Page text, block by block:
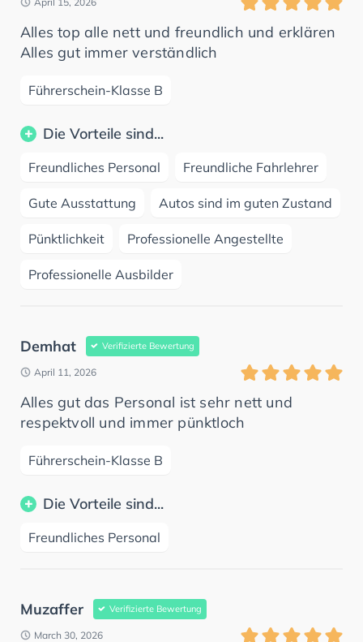
Alles top alle nett und freundlich und erklären
Alles gut immer verständlich
Führerschein-Klasse B
Die Vorteile sind...
Freundliches Personal Freundliche Fahrlehrer
Gute Ausstattung Autos sind im guten Zustand
Pünktlichkeit Professionelle Angestellte
Professionelle Ausbilder
Demhat Verifizierte Bewertung
April 11, 2026
Alles gut das Personal ist sehr nett und
respektvoll und immer pünktloch
Führerschein-Klasse B
Die Vorteile sind...
Freundliches Personal
Muzaffer Verifizierte Bewertung
March 30, 2026